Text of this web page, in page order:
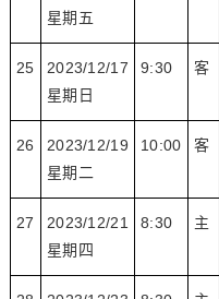
星期五
25
2023/12/17
星期日
9:30 客
26
2023/12/19
星期二
10:00 客
27
2023/12/21
星期四
8:30 主